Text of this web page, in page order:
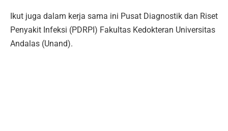
Ikut juga dalam kerja sama ini Pusat Diagnostik dan Riset
Penyakit Infeksi (PDRPI) Fakultas Kedokteran Universitas
Andalas (Unand).